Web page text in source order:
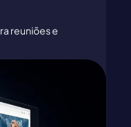
reuniões e